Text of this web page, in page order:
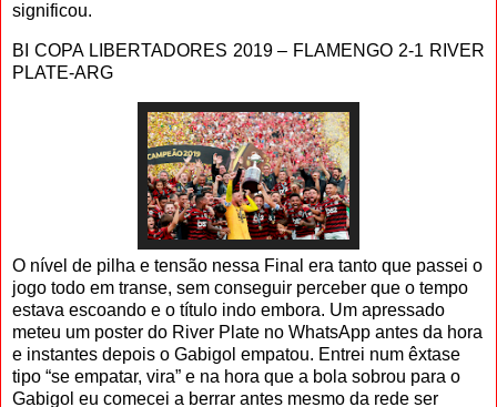
significou.
BI COPA LIBERTADORES 2019 – FLAMENGO 2-1 RIVER
PLATE-ARG
O nível de pilha e tensão nessa Final era tanto que passei o
jogo todo em transe, sem conseguir perceber que o tempo
estava escoando e o título indo embora. Um apressado
meteu um poster do River Plate no WhatsApp antes da hora
e instantes depois o Gabigol empatou. Entrei num êxtase
tipo “se empatar, vira” e na hora que a bola sobrou para o
Gabigol eu comecei a berrar antes mesmo da rede ser